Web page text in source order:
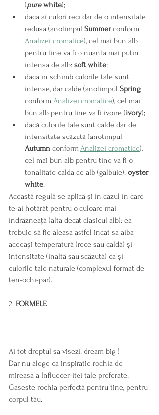
(pure white);
daca ai culori reci dar de o intensitate
redusa (anotimpul Summer conform
Analizei cromatice), cel mai bun alb
pentru tine va fi o nuanta mai putin
intensa de alb: soft white;
daca in schimb culorile tale sunt
intense, dar calde (anotimpul Spring
conform Analizei cromatice), cel mai
bun alb pentru tine va fi ivoire (ivory);
dacă culorile tale sunt calde dar de
intensitate scăzută (anotimpul
Autumn conform Analizei cromatice),
cel mai bun alb pentru tine va fi o
tonalitate calda de alb (galbuie): oyster
white.
Această regulă se aplică și în cazul în care
te-ai hotărât pentru o culoare mai
îndrăzneață (alta decat clasicul alb): ea
trebuie să fie aleasa astfel incat sa aiba
aceeași temperatură (rece sau caldă) și
intensitate (înaltă sau scăzută) ca și
culorile tale naturale (complexul format de
ten-ochi-par).
2. FORMELE
Ai tot dreptul sa visezi: dream big !
Dar nu alege ca inspiratie rochia de
mireasa a Influecer-itei tale preferate.
Gaseste rochia perfectă pentru tine, pentru
corpul tău.